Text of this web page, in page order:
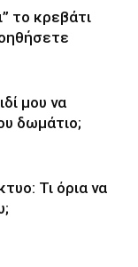
το κρεβάτι
μου να
δωμάτιο;
Τι όρια να